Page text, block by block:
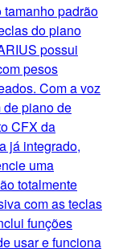
tamanho padrão
do piano
possui
pesos
Com a voz
de piano de
CFX da
já integrado,
uma
totalmente
com as teclas
funções
usar e funciona